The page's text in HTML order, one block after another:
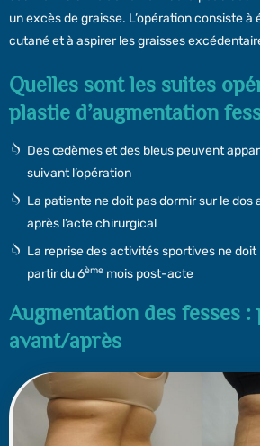
un excès de graisse. L’opération consiste à
cutané et à aspirer les graisses
Quelles sont les suites
plastie d’augmentation
Des œdèmes et des bleus peuvent
suivant l’opération
La patiente ne doit pas dormir sur le dos
après l’acte chirurgical
La reprise des activités sportives ne doit
partir du 6ème mois post-acte
Augmentation des fesses :
avant/après